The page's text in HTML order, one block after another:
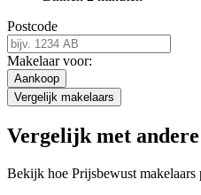
Postcode
Makelaar voor:
Aankoop
Vergelijk makelaars
Vergelijk met
Bekijk hoe Prijsbewust makelaars